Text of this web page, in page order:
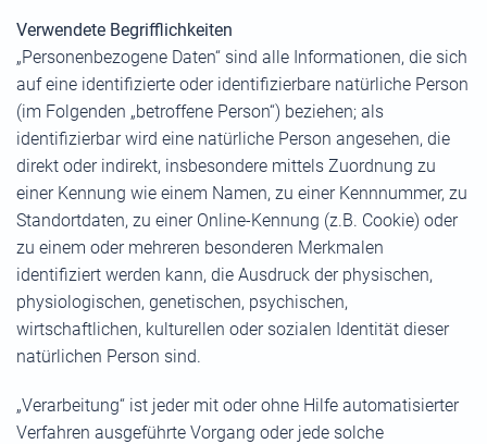
Verwendete Begrifflichkeiten
„Personenbezogene Daten“ sind alle Informationen, die sich
auf eine identifizierte oder identifizierbare natürliche Person
(im Folgenden „betroffene Person“) beziehen; als
identifizierbar wird eine natürliche Person angesehen, die
direkt oder indirekt, insbesondere mittels Zuordnung zu
einer Kennung wie einem Namen, zu einer Kennnummer, zu
Standortdaten, zu einer Online-Kennung (z.B. Cookie) oder
zu einem oder mehreren besonderen Merkmalen
identifiziert werden kann, die Ausdruck der physischen,
physiologischen, genetischen, psychischen,
wirtschaftlichen, kulturellen oder sozialen Identität dieser
natürlichen Person sind.
„Verarbeitung“ ist jeder mit oder ohne Hilfe automatisierter
Verfahren ausgeführte Vorgang oder jede solche